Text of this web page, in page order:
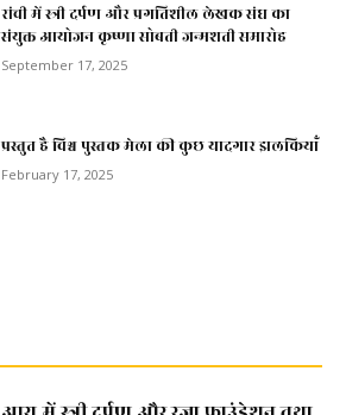
रांची में स्त्री दर्पण और प्रगतिशील लेखक संघ का
संयुक्त आयोजन कृष्णा सोबती जन्मशती समारोह
September 17, 2025
प्रस्तुत है विश्व पुस्तक मेला की कुछ यादगार झलकियाॅं
February 17, 2025